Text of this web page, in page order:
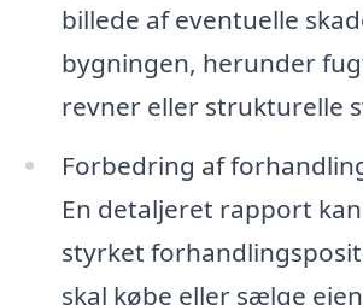
billede af eventuelle
bygningen, herunder
revner eller strukturelle
Forbedring af
En detaljeret rapport
styrket
skal købe eller sælge